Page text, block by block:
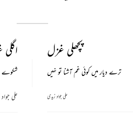
شکوے
علی
پچھلی غزل
ترے دیار میں کوئی غم آشنا تو نہیں
علی جواد زیدی